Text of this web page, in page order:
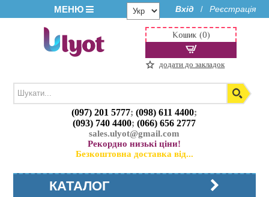
МЕНЮ Вхід / Реєстрація
(097) 201 5777;(098) 611 4400;
(093) 740 4400;(066) 656 2777
sales.ulyot@gmail.com
Рекордно низькі ціни!
Безкоштовна доставка від...
Кошик (0)
додати до закладок
КАТАЛОГ